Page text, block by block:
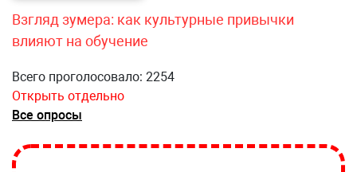
Взгляд зумера: как культурные привычки
влияют на обучение
Всего проголосовало: 2254
Открыть отдельно
Все опросы